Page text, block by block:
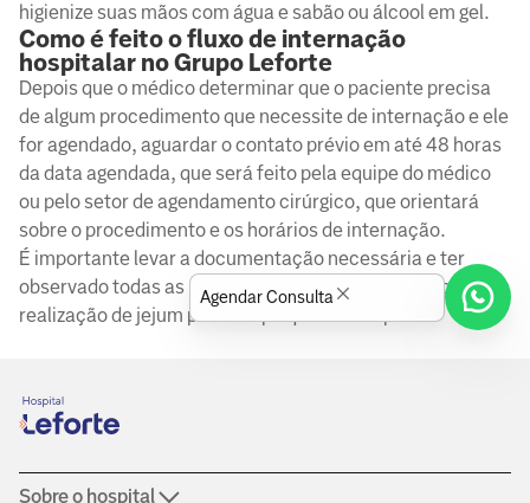
higienize suas mãos com água e sabão ou álcool em gel.
Como é feito o fluxo de internação
hospitalar no Grupo Leforte
Depois que o médico determinar que o paciente precisa
de algum procedimento que necessite de internação e ele
for agendado, aguardar o contato prévio em até 48 horas
da data agendada, que será feito pela equipe do médico
ou pelo setor de agendamento cirúrgico, que orientará
sobre o procedimento e os horários de internação.
É importante levar a documentação necessária e ter
observado todas as recomendações do médico, como a
realização de jejum pelo tempo que ele estipulou.
Sobre o hospital
Agendar Consulta